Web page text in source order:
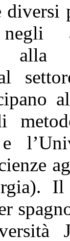
alla